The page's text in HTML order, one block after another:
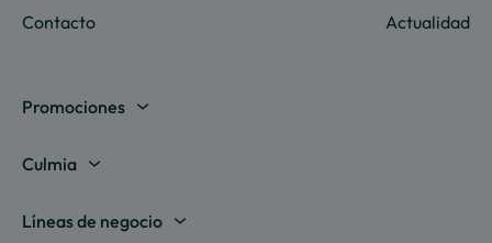
Contacto Actualidad
Promociones
Madrid
Culmia
Sobre nosotros
Líneas de negocio